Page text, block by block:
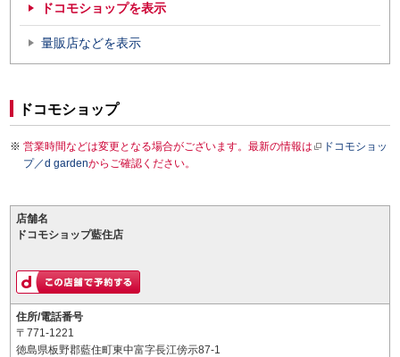
ドコモショップを表示
量販店などを表示
ドコモショップ
営業時間などは変更となる場合がございます。最新の情報は
ドコモショッ
プ／d gardenからご確認ください。
店舗名
ドコモショップ藍住店
住所/電話番号
〒771-1221
徳島県板野郡藍住町東中富字長江傍示87-1